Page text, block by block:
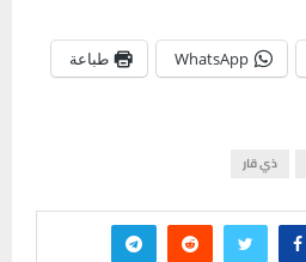
WhatsApp طباعة
ذي قار